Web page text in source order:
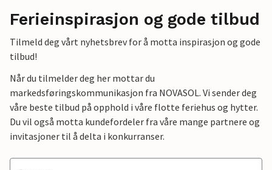
Ferieinspirasjon og gode tilbud
Tilmeld deg vårt nyhetsbrev for å motta inspirasjon og gode
tilbud!
Når du tilmelder deg her mottar du
markedsføringskommunikasjon fra NOVASOL. Vi sender deg
våre beste tilbud på opphold i våre flotte feriehus og hytter.
Du vil også motta kundefordeler fra våre mange partnere og
invitasjoner til å delta i konkurranser.